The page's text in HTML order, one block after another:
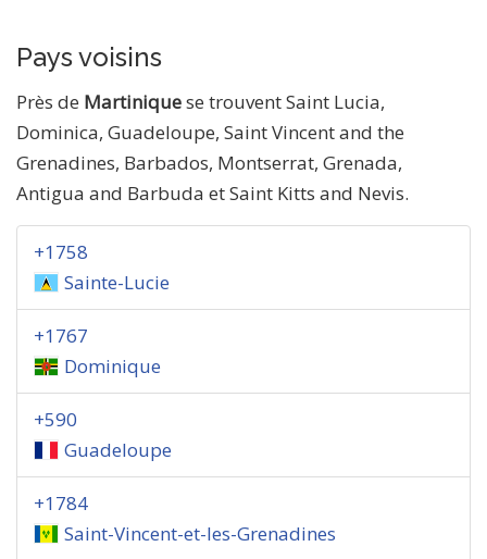
Pays voisins
Près de Martiniquese trouvent Saint Lucia,
Dominica, Guadeloupe, Saint Vincent and the
Grenadines, Barbados, Montserrat, Grenada,
Antigua and Barbuda et Saint Kitts and Nevis.
+1758
Sainte-Lucie
+1767
Dominique
+590
Guadeloupe
+1784
Saint-Vincent-et-les-Grenadines